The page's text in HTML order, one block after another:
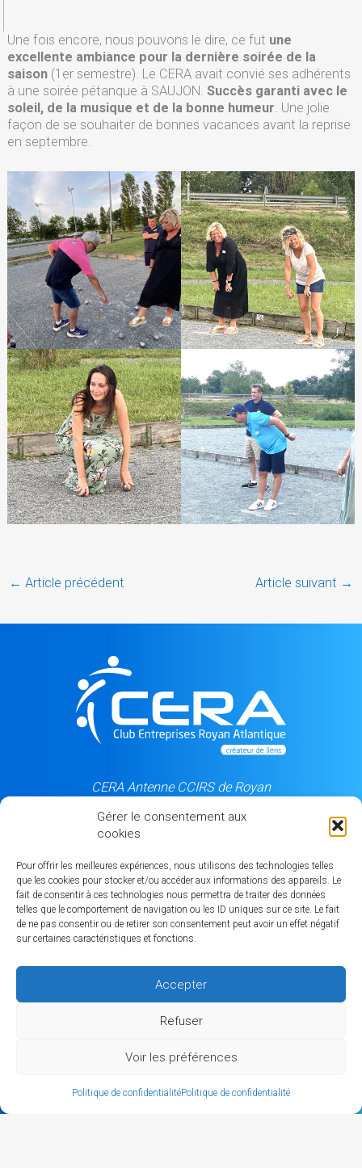
Gérer le consentement aux
cookies
Pour offrir les meilleures expériences, nous utilisons des technologies telles
que les cookies pour stocker et/ou accéder aux informations des appareils. Le
fait de consentir à ces technologies nous permettra de traiter des données
telles que le comportement de navigation ou les ID uniques sur ce site. Le fait
de ne pas consentir ou de retirer son consentement peut avoir un effet négatif
sur certaines caractéristiques et fonctions.
Accepter
Refuser
Voir les préférences
Politique de confidentialitéPolitique de confidentialité
Une fois encore, nous pouvons le dire, ce fut une
excellente ambiance pour la dernière soirée de la
saison(1er semestre). Le CERA avait convié ses adhérents
à une soirée pétanque à SAUJON. Succès garanti avec le
soleil, de la musique et de la bonne humeur. Une jolie
façon de se souhaiter de bonnes vacances avant la reprise
en septembre.
← Article précédent Article suivant →
CERA Antenne CCIRS de Royan
17205 Royan cedex
06 84 50 99 87
Notre partenaire
L'annuaire des membres